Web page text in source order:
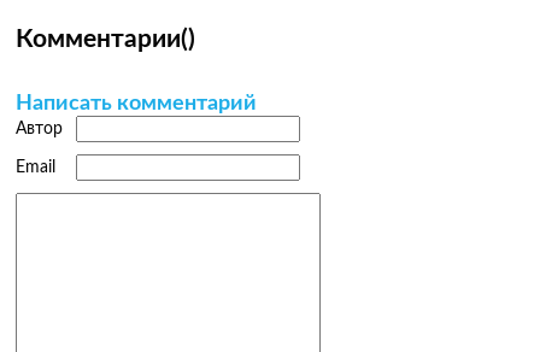
Комментарии()
Написать комментарий
Автор
Email